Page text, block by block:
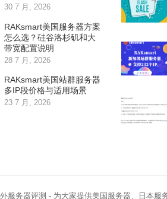
30 7 月, 2026
RAKsmart美国服务器方案
怎么选？硅谷洛杉矶和大
带宽配置说明
28 7 月, 2026
RAKsmart美国站群服务器
多IP段价格与适用场景
23 7 月, 2026
服务器评测 - 为大家提供美国服务器、日本服